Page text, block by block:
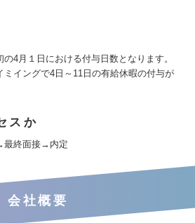
の4月１日における付与日数となります。
ミイングで4日～11日の有給休暇の付与が
スか
最終面接→内定
会社概要